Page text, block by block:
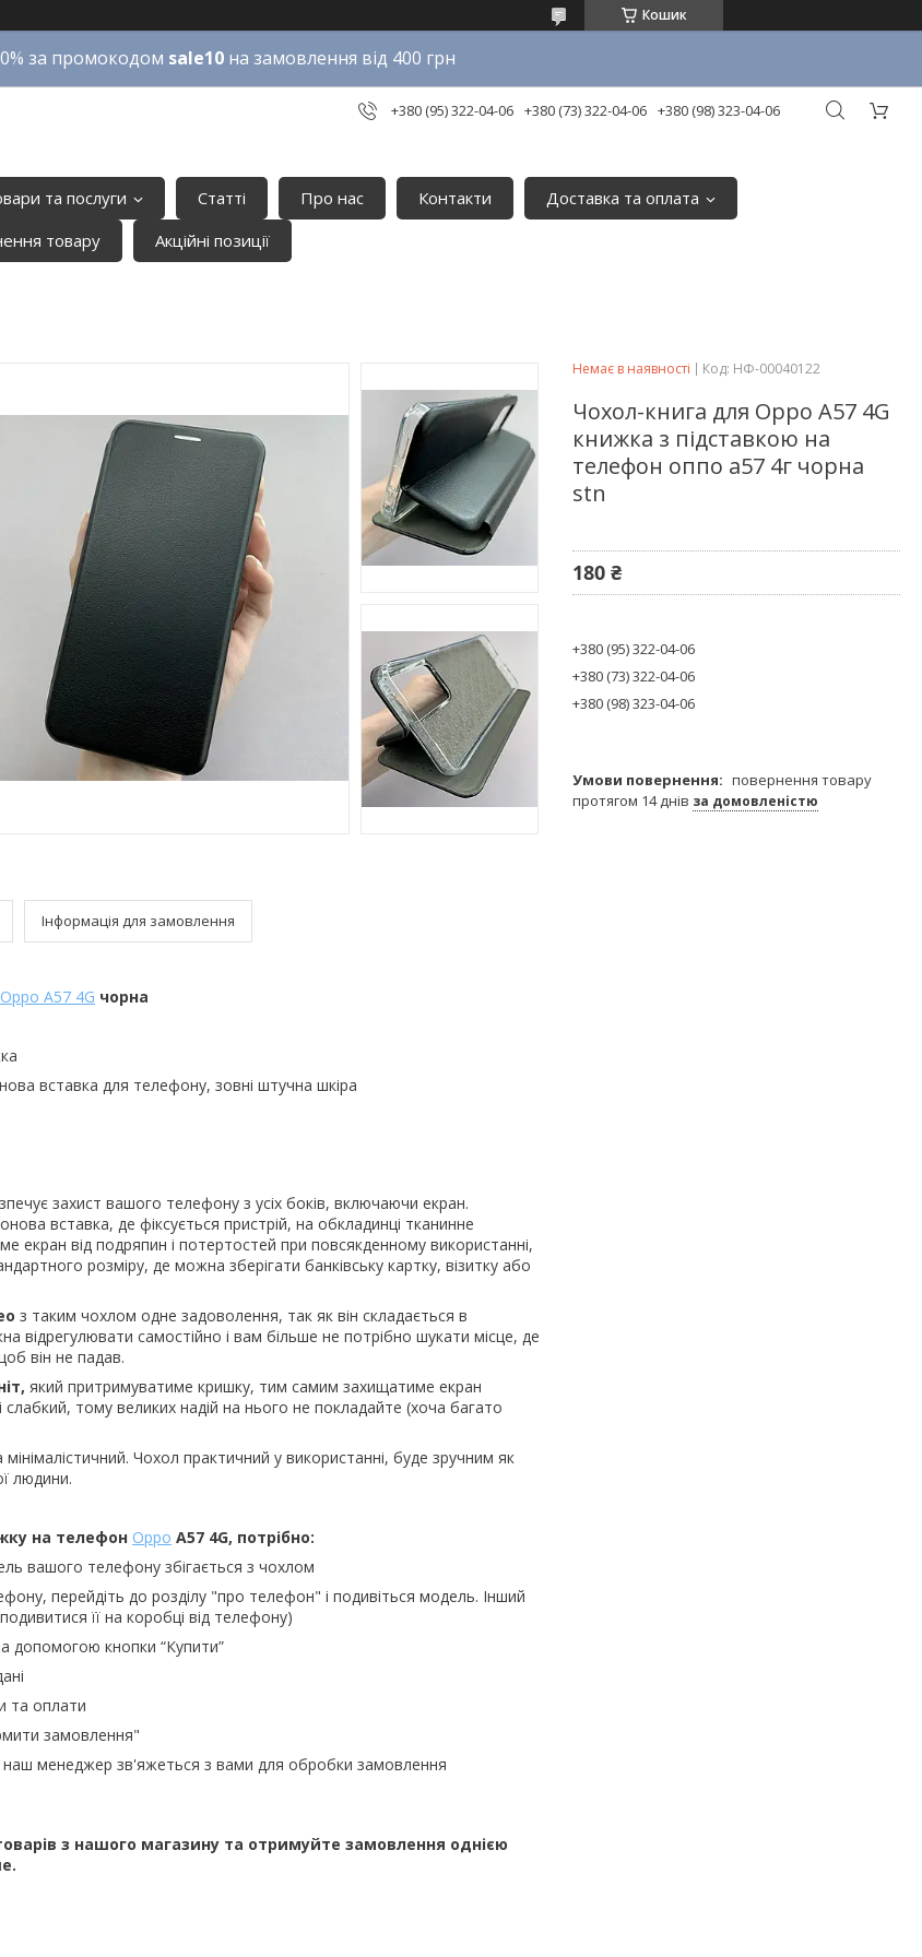
Кошик
за промокодом sale10на замовлення від 400 грн
+380 (95) 322-04-06 +380 (73) 322-04-06 +380 (98) 323-04-06
та послуги Статті Про нас Контакти
Доставка та оплата
товару
Акційні позиції
Інформація для замовлення
Oppo A57 4G чорна
вставка для телефону, зовні штучна шкіра
захист вашого телефону з усіх боків, включаючи екран.
вставка, де фіксується пристрій, на обкладинці тканинне
екран від подряпин і потертостей при повсякденному використанні,
розміру, де можна зберігати банківську картку, візитку або
з таким чохлом одне задоволення, так як він складається в
відрегулювати самостійно і вам більше не потрібно шукати місце, де
він не падав.
який притримуватиме кришку, тим самим захищатиме екран
слабкий, тому великих надій на нього не покладайте (хоча багато
Чохол практичний у використанні, буде зручним як
людини.
на телефон Oppo A57 4G, потрібно:
вашого телефону збігається з чохлом
перейдіть до розділу "про телефон" і подивіться модель. Інший
її на коробці від телефону)
допомогою кнопки “Купити”
та оплати
замовлення"
наш менеджер зв'яжеться з вами для обробки замовлення
з нашого магазину та отримуйте замовлення однією
Немає в наявності Код: НФ-00040122
Чохол-книга для Oppo A57 4G
книжка з підставкою на
телефон оппо а57 4г чорна
stn
180 ₴
+380 (95) 322-04-06
+380 (73) 322-04-06
+380 (98) 323-04-06
повернення товару
протягом 14 днів за домовленістю